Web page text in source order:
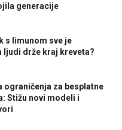
generacije
s limunom sve je
ljudi drže kraj kreveta?
ograničenja za besplatne
Stižu novi modeli i